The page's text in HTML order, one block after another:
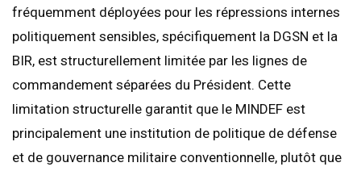
fréquemment déployées pour les répressions internes
politiquement sensibles, spécifiquement la DGSN et la
BIR, est structurellement limitée par les lignes de
commandement séparées du Président. Cette
limitation structurelle garantit que le MINDEF est
principalement une institution de politique de défense
et de gouvernance militaire conventionnelle, plutôt que